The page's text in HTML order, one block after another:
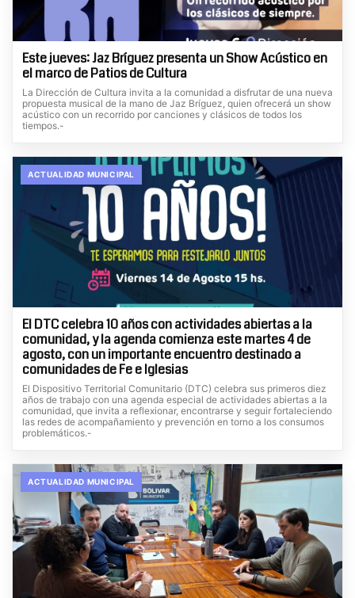
Este jueves: Jaz Bríguez presenta un Show Acústico en
el marco de Patios de Cultura
La Dirección de Cultura invita a la comunidad a disfrutar de una nueva
propuesta musical de la mano de Jaz Bríguez, quien ofrecerá un show
acústico con un recorrido por canciones y clásicos de todos los
tiempos.-
ACTUALIDAD MUNICIPAL
El DTC celebra 10 años con actividades abiertas a la
comunidad, y la agenda comienza este martes 4 de
agosto, con un importante encuentro destinado a
comunidades de Fe e Iglesias
El Dispositivo Territorial Comunitario (DTC) celebra sus primeros diez
años de trabajo con una agenda especial de actividades abiertas a la
comunidad, que invita a reflexionar, encontrarse y seguir fortaleciendo
las redes de acompañamiento y prevención en torno a los consumos
problemáticos.-
ACTUALIDAD MUNICIPAL